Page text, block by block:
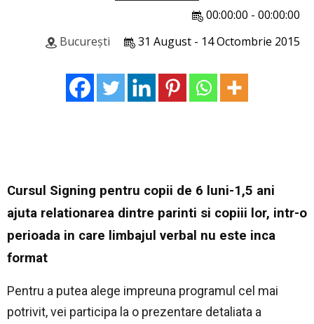
00:00:00 - 00:00:00
31 August - 14 Octombrie 2015
București
Cursul Signing pentru copii de 6 luni-1,5 ani
ajuta relationarea dintre parinti si copiii lor, intr-o
perioada in care limbajul verbal nu este inca
format
Pentru a putea alege impreuna programul cel mai
potrivit, vei participa la o prezentare detaliata a